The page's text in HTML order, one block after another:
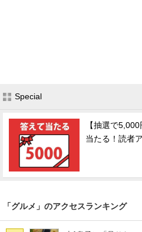
Special
【抽選で
当たる！読者
「グルメ」のアクセスランキング